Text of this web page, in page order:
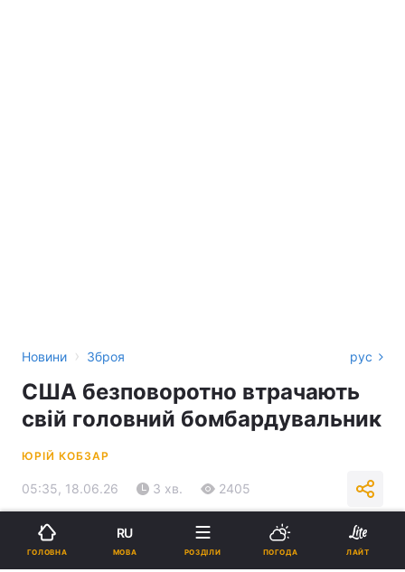
Новини › Зброя рус
США безповоротно втрачають
свій головний бомбардувальник
ЮРІЙ КОБЗАР
05:35, 18.06.26 3 хв. 2405
Підпишіться на нас в Google
ГОЛОВНА
RU
МОВА РОЗДІЛИ ПОГОДА ЛАЙТ